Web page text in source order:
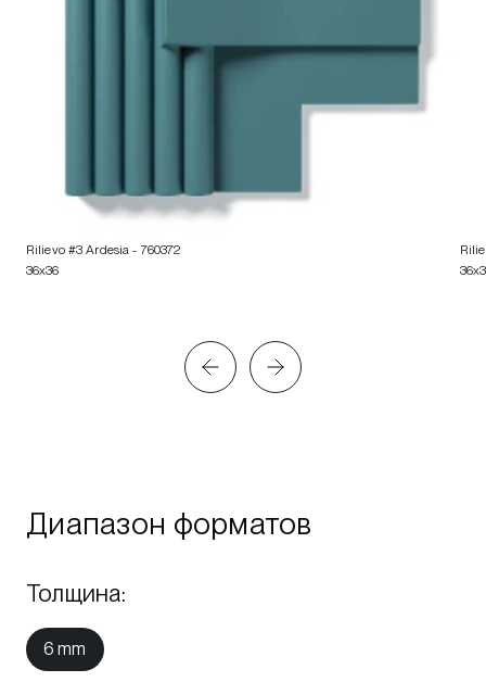
Rilievo #3 Ardesia - 760372
36x36
Диапазон форматов
Толщина:
6 mm